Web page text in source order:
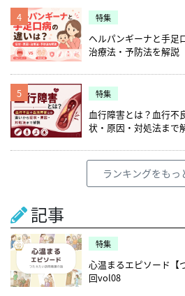
4 特集
ヘルパンギーナと手足
治療法・予防法を解説
5 特集
血行障害とは？血行不
状・原因・対処法まで
ランキングをもっ
記事
特集
心温まるエピソード【
回vol08